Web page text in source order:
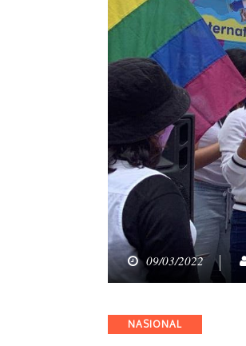
09/03/2022
Categories
NASIONAL